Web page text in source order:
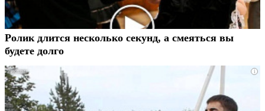
Ролик длится несколько секунд, а смеяться вы
будете долго
i